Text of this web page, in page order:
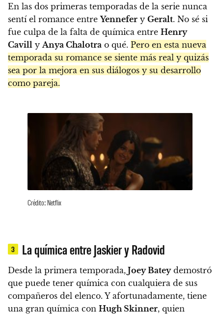
En las dos primeras temporadas de la serie nunca
sentí el romance entreYennefer y Geralt. No sé si
fue culpa de la falta de química entre Henry
Cavill yAnya Chalotra o qué. Pero en esta nueva
temporada su romance se siente más real y quizás
sea por la mejora en sus diálogos y su desarrollo
como pareja.
Crédito: Netflix
3 La química entre Jaskier y Radovid
Desde la primera temporada, Joey Bateydemostró
que puede tener química con cualquiera de sus
compañeros del elenco. Y afortunadamente, tiene
una gran química con Hugh Skinner, quien